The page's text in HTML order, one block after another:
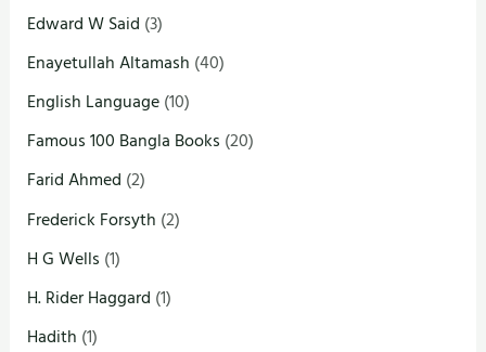
Edward W Said (3)
Enayetullah Altamash (40)
English Language(10)
Famous 100 Bangla Books (20)
Farid Ahmed (2)
Frederick Forsyth (2)
H G Wells (1)
H. Rider Haggard (1)
Hadith (1)